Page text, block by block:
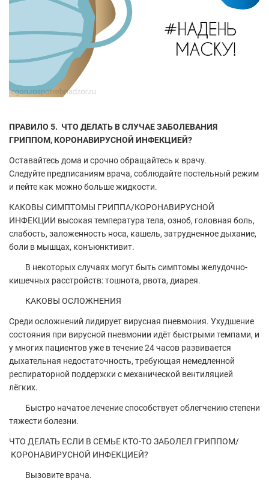
ПРАВИЛО 5. ЧТО ДЕЛАТЬ В СЛУЧАЕ ЗАБОЛЕВАНИЯ
ГРИППОМ, КОРОНАВИРУСНОЙ ИНФЕКЦИЕЙ?
Оставайтесь дома и срочно обращайтесь к врачу.
Следуйте предписаниям врача, соблюдайте постельный режим
и пейте как можно больше жидкости.
КАКОВЫ СИМПТОМЫ ГРИППА/КОРОНАВИРУСНОЙ
ИНФЕКЦИИ высокая температура тела, озноб, головная боль,
слабость, заложенность носа, кашель, затрудненное дыхание,
боли в мышцах, конъюнктивит.
В некоторых случаях могут быть симптомы желудочно-
кишечных расстройств: тошнота, рвота, диарея.
КАКОВЫ ОСЛОЖНЕНИЯ
Среди осложнений лидирует вирусная пневмония. Ухудшение
состояния при вирусной пневмонии идёт быстрыми темпами, и
у многих пациентов уже в течение 24 часов развивается
дыхательная недостаточность, требующая немедленной
респираторной поддержки с механической вентиляцией
лёгких.
Быстро начатое лечение способствует облегчению степени
тяжести болезни.
ЧТО ДЕЛАТЬ ЕСЛИ В СЕМЬЕ КТО-ТО ЗАБОЛЕЛ ГРИППОМ/
КОРОНАВИРУСНОЙ ИНФЕКЦИЕЙ?
Вызовите врача.